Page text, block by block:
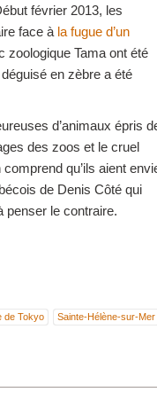
février 2013, les
face à la fugue d’un
zoologique Tama ont été
en zèbre a été
d’animaux épris
des zoos et le cruel
qu’ils aient
de Denis Côté qui
penser le contraire.
de Tokyo
Sainte-Hélène-sur-Mer